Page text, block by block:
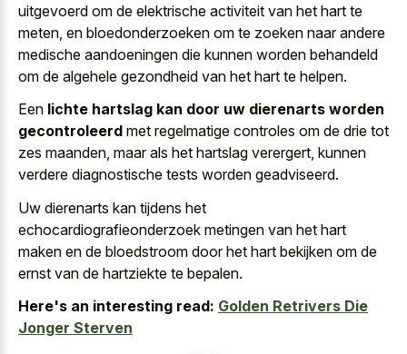
uitgevoerd om de elektrische activiteit van het hart te
meten, en bloedonderzoeken om te zoeken naar andere
medische aandoeningen die kunnen worden behandeld
om de algehele gezondheid van het hart te helpen.
Een lichte hartslag kan door uw dierenarts worden
gecontroleerd met regelmatige controles om de drie tot
zes maanden, maar als het hartslag verergert, kunnen
verdere diagnostische tests worden geadviseerd.
Uw dierenarts kan tijdens het
echocardiografieonderzoek metingen van het hart
maken en de bloedstroom door het hart bekijken om de
ernst van de hartziekte te bepalen.
Here's an interesting read: Golden Retrivers Die
Jonger Sterven